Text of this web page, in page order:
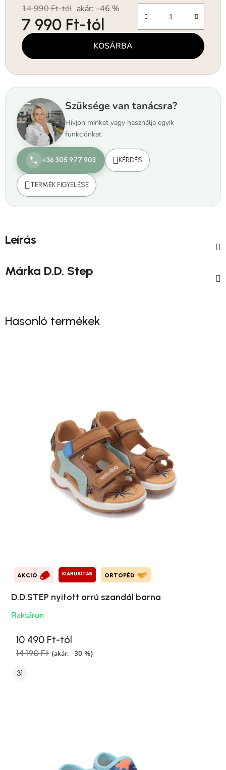
14 990 Ft-tól akár: –46 %
7 990 Ft-tól
Egységár: KOSÁRBA
Szüksége van tanácsra?
Hívjon minket vagy használja egyik
funkciónkat
+36 305 977 903 KÉRDÉS
TERMÉK FIGYELÉSE
Leírás
Márka D.D. Step
Hasonló termékek
AKCIÓ KIÁRUSÍTÁS ORTOPÉD
D.D.STEP nyitott orrú szandál barna
Raktáron
10 490 Ft-tól
14 190 Ft (akár: –30 %)
31